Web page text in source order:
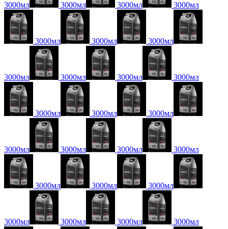
3000мл 3000мл 3000мл 3000мл
3000мл 3000мл 3000мл
3000мл 3000мл 3000мл 3000мл
3000мл 3000мл 3000мл
3000мл 3000мл 3000мл 3000мл
3000мл 3000мл 3000мл
3000мл 3000мл 3000мл 3000мл